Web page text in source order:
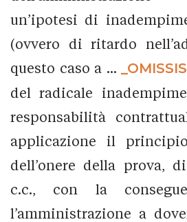
un’ipotesi di
(ovvero di ritardo
questo caso a ...
_OMISSIS_
del radicale
responsabilità
applicazione il
dell’onere della prova,
c.c., con la
l’amministrazione a